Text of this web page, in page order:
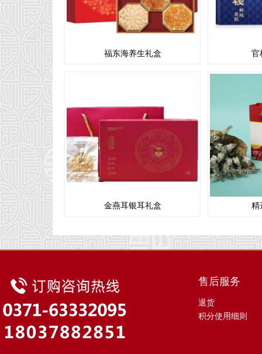
福东海养生礼盒 官
金燕耳银耳礼盒 精
售后服务
退货
积分使用细则